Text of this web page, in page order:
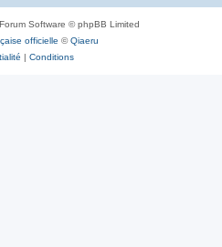
Software © phpBB Limited
officielle ©Qiaeru
| Conditions